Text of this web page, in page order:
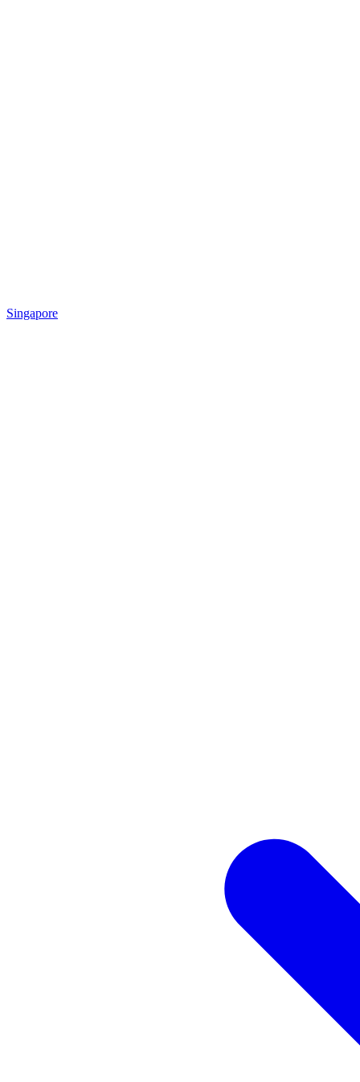
Singapore